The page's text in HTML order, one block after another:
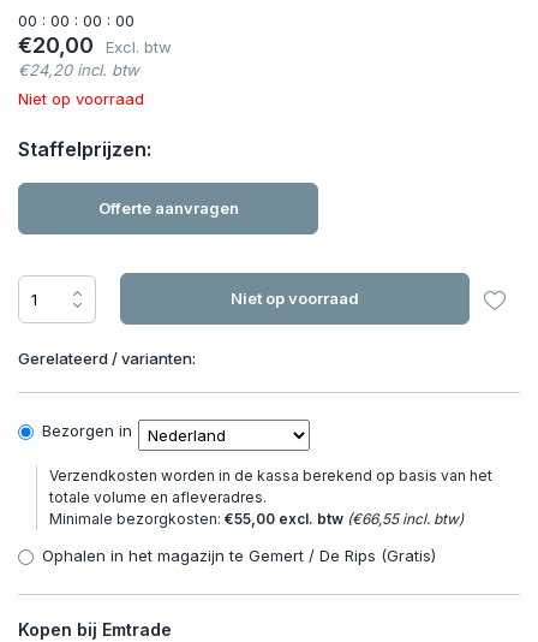
00 : 00 : 00 : 00
€20,00
Excl. btw
€24,20 incl. btw
Niet op voorraad
Staffelprijzen:
Offerte aanvragen
Niet op voorraad
Gerelateerd / varianten:
Bezorgen in
Verzendkosten worden in de kassa berekend op basis van het
totale volume en afleveradres.
Minimale bezorgkosten: €55,00 excl. btw (€66,55 incl. btw)
Ophalen in het magazijn te Gemert / De Rips (Gratis)
Kopen bij Emtrade